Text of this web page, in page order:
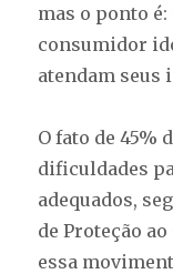
mas o ponto
consumidor
atendam seus
O fato de 45%
dificuldades
adequados,
de Proteção
essa